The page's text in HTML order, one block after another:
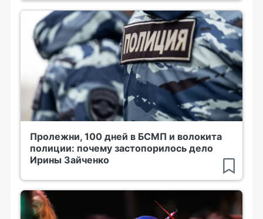
Пролежни, 100 дней в БСМП и волокита
полиции: почему застопорилось дело
Ирины Зайченко